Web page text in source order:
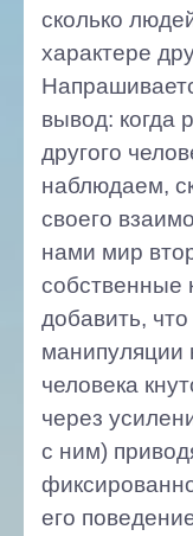
сколько
характере
вывод: когда
другого
наблюдаем,
своего
нами мир
собственные
добавить,
манипуляции
человека
через
с ним)
его